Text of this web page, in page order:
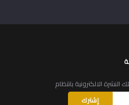
الالكترونية بانتظام